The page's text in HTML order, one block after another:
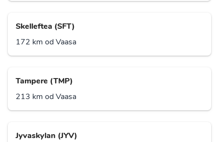
Skelleftea (SFT)
172 km od Vaasa
Tampere (TMP)
213 km od Vaasa
Jyvaskylan (JYV)